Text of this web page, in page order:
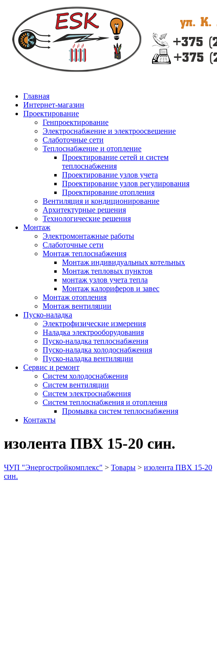
Главная
Интернет-магазин
Проектирование
Генпроектирование
Электроснабжение и электроосвещение
Слаботочные сети
Теплоснабжение и отопление
Проектирование сетей и систем
теплоснабжения
Проектирование узлов учета
Проектирование узлов регулирования
Проектирование отопления
Вентиляция и кондиционирование
Архитектурные решения
Технологические решения
Монтаж
Электромонтажные работы
Слаботочные сети
Монтаж теплоснабжения
Монтаж индивидуальных котельных
Монтаж тепловых пунктов
монтаж узлов учета тепла
Монтаж калориферов и завес
Монтаж отопления
Монтаж вентиляции
Пуско-наладка
Электрофизические измерения
Наладка электрооборудования
Пуско-наладка теплоснабжения
Пуско-наладка холодоснабжения
Пуско-наладка вентиляции
Сервис и ремонт
Систем холодоснабжения
Систем вентиляции
Систем электроснабжения
Систем теплоснабжения и отопления
Промывка систем теплоснабжения
Контакты
изолента ПВХ 15-20 син.
ЧУП "Энергостройкомплекс" > Товары > изолента ПВХ 15-20
син.